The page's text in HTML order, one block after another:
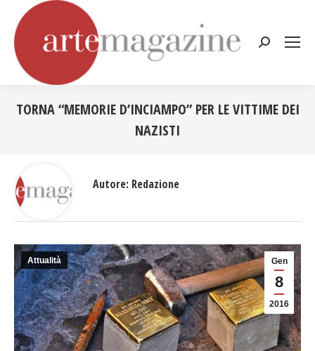
Cerca:
TORNA “MEMORIE D’INCIAMPO” PER LE VITTIME DEI
NAZISTI
Gen
8
2016
Attualità
Autore: Redazione